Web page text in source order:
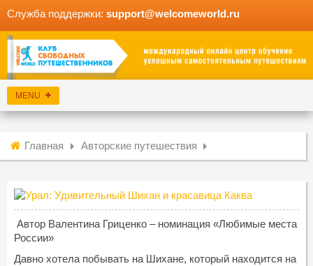
Служба поддержки: support@welcomeworld.ru
Главная Авторские путешествия
Автор Валентина Гриценко – номинация «Любимые места
России»
Давно хотела побывать на Шихане, который находится на